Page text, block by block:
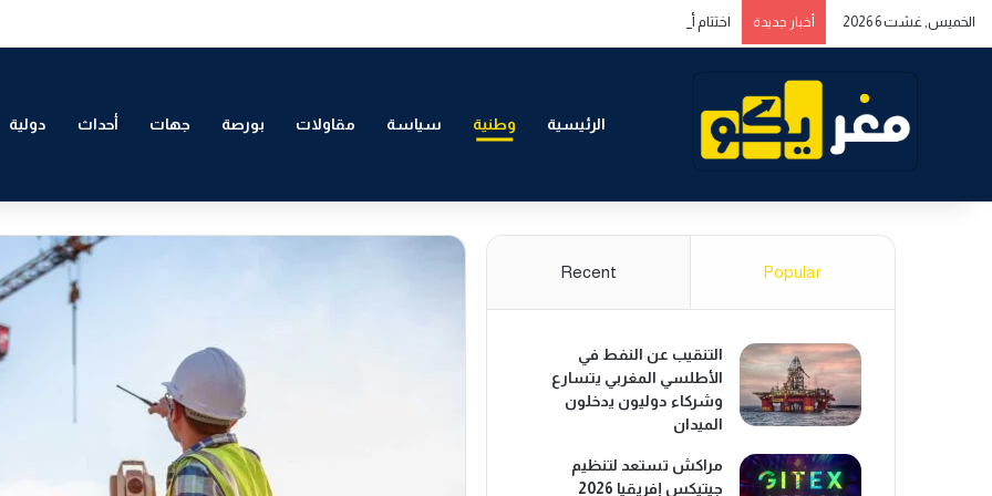
الخميس, غشت 6 2026 أخبار جديدة اختتام أشغال المنتدى المغربي الخليجي حول التمكين الاقتصادي والاجتماعي للشباب بالدار البيضاء
الرئيسية وطنية سياسة مقاولات بورصة جهات أحداث دولية
Popular
Recent
التنقيب عن النفط في
الأطلسي المغربي يتسارع
وشركاء دوليون يدخلون
الميدان
مراكش تستعد لتنظيم
جيتيكس إفريقيا 2026